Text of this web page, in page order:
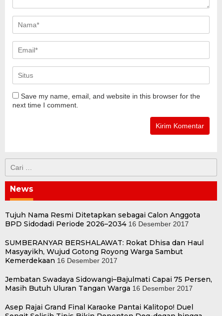
Save my name, email, and website in this browser for the
next time I comment.
untuk:
News
Tujuh Nama Resmi Ditetapkan sebagai Calon Anggota
BPD Sidodadi Periode 2026–2034 16 Desember 2017
SUMBERANYAR BERSHALAWAT: Rokat Dhisa dan Haul
Masyayikh, Wujud Gotong Royong Warga Sambut
Kemerdekaan 16 Desember 2017
Jembatan Swadaya Sidowangi–Bajulmati Capai 75 Persen,
Masih Butuh Uluran Tangan Warga 16 Desember 2017
Asep Rajai Grand Final Karaoke Pantai Kalitopo! Duel